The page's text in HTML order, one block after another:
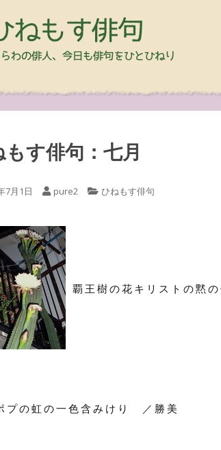
す俳句：七月
7月1日 pure2 ひねもす俳句
覇王樹の花キリストの
プの虹の一色含みけり ／勝美